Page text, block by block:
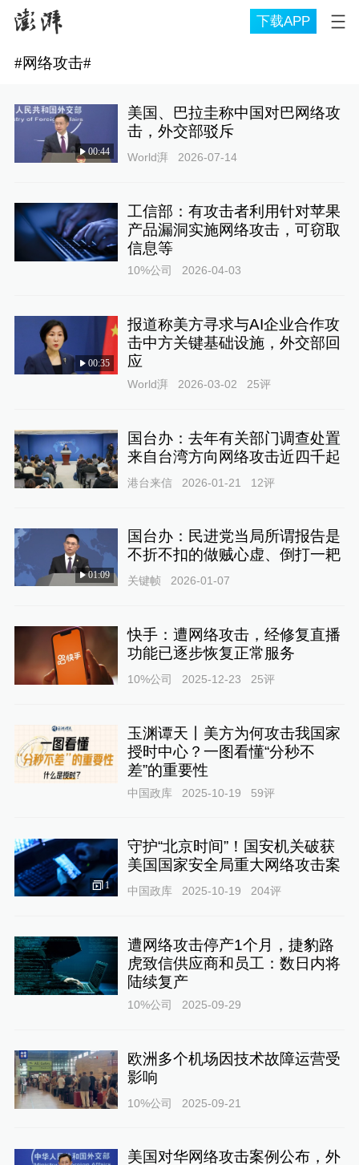
下载APP
#网络攻击#
00:44
美国、巴拉圭称中国对巴网络攻
击，外交部驳斥
World湃 2026-07-14
工信部：有攻击者利用针对苹果
产品漏洞实施网络攻击，可窃取
信息等
10%公司 2026-04-03
00:35
报道称美方寻求与AI企业合作攻
击中方关键基础设施，外交部回
应
World湃 2026-03-02 25评
国台办：去年有关部门调查处置
来自台湾方向网络攻击近四千起
港台来信 2026-01-21 12评
01:09
国台办：民进党当局所谓报告是
不折不扣的做贼心虚、倒打一耙
关键帧 2026-01-07
快手：遭网络攻击，经修复直播
功能已逐步恢复正常服务
10%公司 2025-12-23 25评
玉渊谭天丨美方为何攻击我国家
授时中心？一图看懂“分秒不
差”的重要性
中国政库 2025-10-19 59评
1
守护“北京时间”！国安机关破获
美国国家安全局重大网络攻击案
中国政库 2025-10-19 204评
遭网络攻击停产1个月，捷豹路
虎致信供应商和员工：数日内将
陆续复产
10%公司 2025-09-29
欧洲多个机场因技术故障运营受
影响
10%公司 2025-09-21
美国对华网络攻击案例公布，外